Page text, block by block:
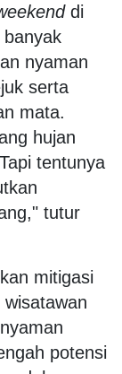
di
nyaman
serta
mata.
hujan
tentunya
tutur
mitigasi
potensi